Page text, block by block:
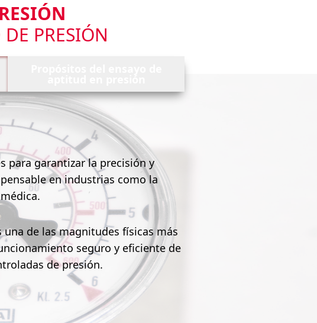
PRESIÓN
para garantizar la precisión y
en industrias como la
de las magnitudes físicas más
seguro y eficiente de
de presión.